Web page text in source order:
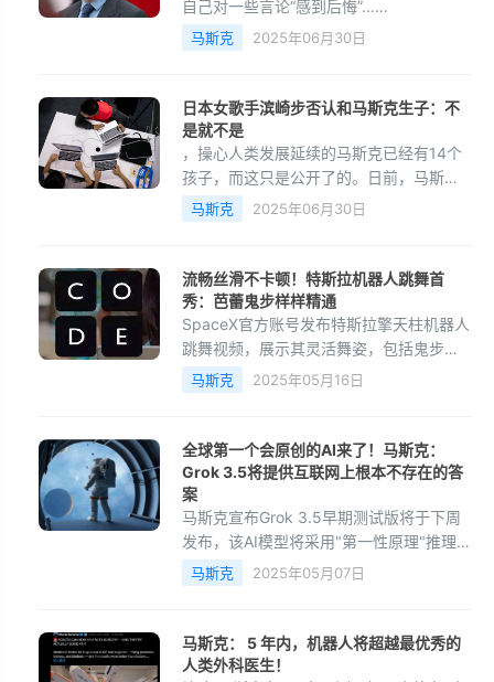
自己对一些言论“感到后悔”……
马斯克 2025年06月30日
日本女歌手滨崎步否认和马斯克生子：不
是就不是
，操心人类发展延续的马斯克已经有14个
孩子，而这只是公开了的。日前，马斯克
的前女友、保守派作家阿什莉圣克莱尔
（Ashley St. Clair）爆料称马斯克在世界
马斯克 2025年06月30日
流畅丝滑不卡顿！特斯拉机器人跳舞首
秀：芭蕾鬼步样样精通
SpaceX官方账号发布特斯拉擎天柱机器人
跳舞视频，展示其灵活舞姿，包括鬼步舞
和芭蕾等动作。视频引发网友质疑是否为
AI合成，特斯拉官方回应称是真实拍摄。
马斯克 2025年05月16日
全球第一个会原创的AI来了！马斯克：
Grok 3.5将提供互联网上根本不存在的答
案
马斯克宣布Grok 3.5早期测试版将于下周
发布，该AI模型将采用"第一性原理"推理方
式，能准确回答火箭发动机和电化学技术
等专业问题。与现有AI依赖网络搜索不
马斯克 2025年05月07日
马斯克： 5 年内，机器人将超越最优秀的
人类外科医生！